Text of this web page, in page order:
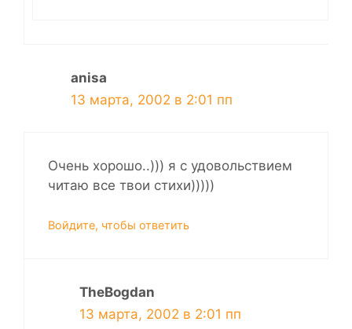
anisa
13 марта, 2002 в 2:01 пп
Очень хорошо..))) я с удовольствием
читаю все твои стихи)))))
Войдите, чтобы ответить
TheBogdan
13 марта, 2002 в 2:01 пп